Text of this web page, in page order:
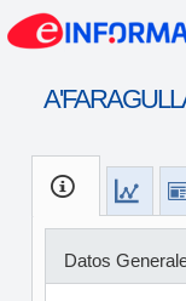
Datos